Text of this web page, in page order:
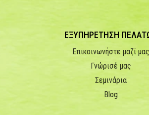
ΕΞΥΠΗΡΕΤΗΣΗ
Επικοινωνήστε μαζί μας
Γνώρισέ μας
Σεμινάρια
Blog